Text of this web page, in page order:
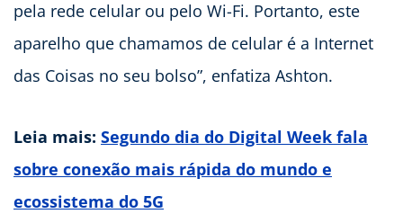
pela rede celular ou pelo Wi-Fi. Portanto, este
aparelho que chamamos de celular é a Internet
das Coisas no seu bolso”, enfatiza Ashton.
Leia mais: Segundo dia do Digital Week fala
sobre conexão mais rápida do mundo e
ecossistema do 5G